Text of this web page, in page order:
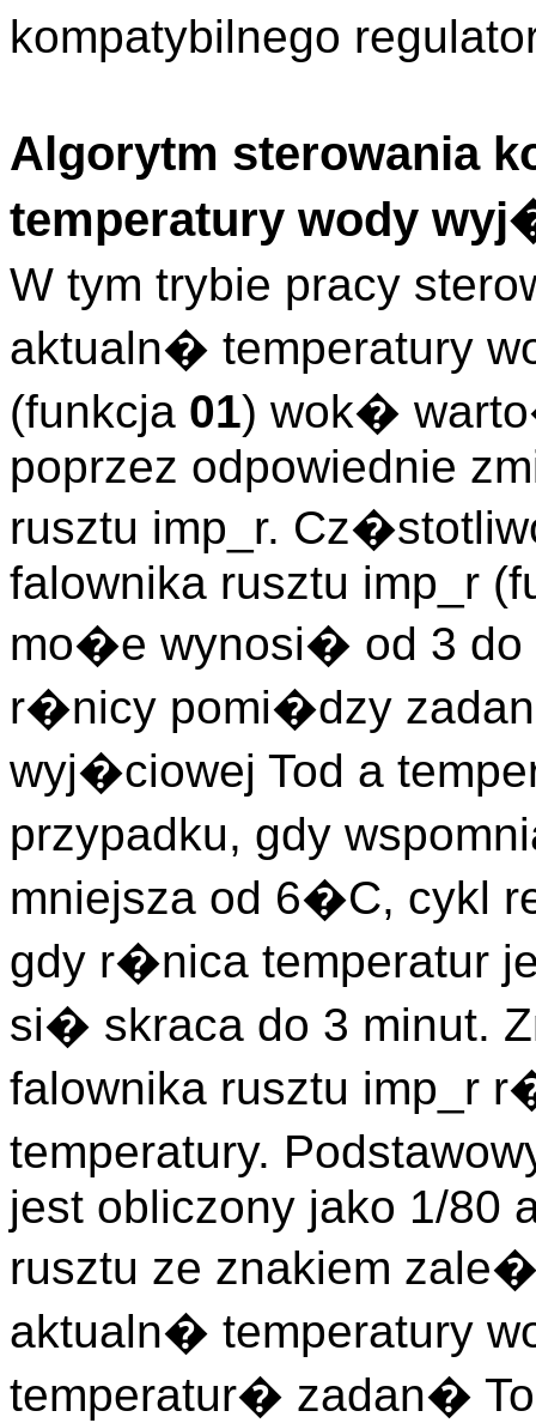
kompatybilnego
Algorytm sterowania
temperatury wody
W tym trybie pracy
aktualn� temperatury
(funkcja 01) wok�
poprzez odpowiednie
rusztu imp_r.
falownika rusztu imp_r
mo�e wynosi� od 3
r�nicy pomi�dzy
wyj�ciowej Tod a
przypadku, gdy
mniejsza od 6�C, cykl
gdy r�nica temperatur
si� skraca do 3 minut.
falownika rusztu imp_r
temperatury.
jest obliczony jako 1/80
rusztu ze znakiem
aktualn� temperatury
temperatur� zadan�